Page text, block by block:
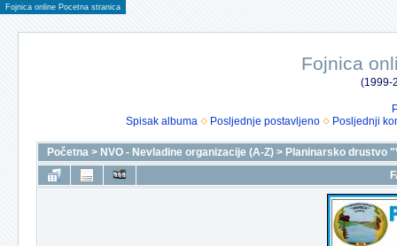
Fojnica online Pocetna stranica
Fojnica
(1999-
Spisak albuma
Posljednje postavljeno Posljednji
Početna > NVO - Nevladine organizacije (A-Z) > Planinarsko drustvo